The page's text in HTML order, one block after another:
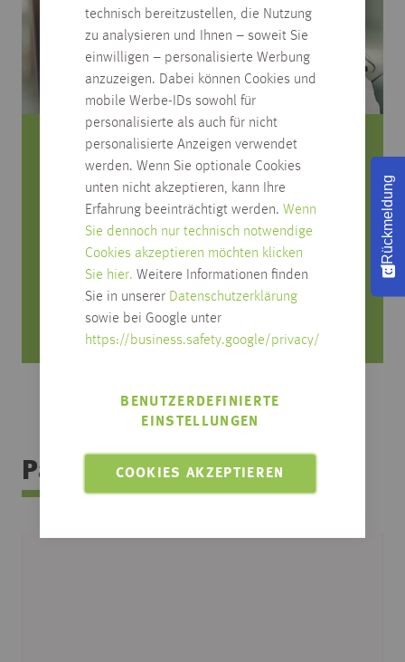
technisch bereitzustellen, die Nutzung
zu analysieren und Ihnen – soweit Sie
einwilligen – personalisierte Werbung
anzuzeigen. Dabei können Cookies und
mobile Werbe-IDs sowohl für
personalisierte als auch für nicht
personalisierte Anzeigen verwendet
werden. Wenn Sie optionale Cookies
unten nicht akzeptieren, kann Ihre
Erfahrung beeinträchtigt werden. Wenn
Sie dennoch nur technisch notwendige
Cookies akzeptieren möchten klicken
Sie hier. Weitere Informationen finden
Sie in unserer Datenschutzerklärung
sowie bei Google unter
https://business.safety.google/privacy/
COOKIES AKZEPTIEREN
BENUTZERDEFINIERTE
EINSTELLUNGEN
Sie haben Fragen zum Produkt?
Rufen Sie uns an, wir beraten Sie gerne!
0751/4004-545
produktfrage@habisreutinger.de
Mo. bis Fr. von 8 Uhr bis 18 Uhr
Samstag von 08:30 bis 12:30 Uhr
Passendes Zubehör
Rückmeldung